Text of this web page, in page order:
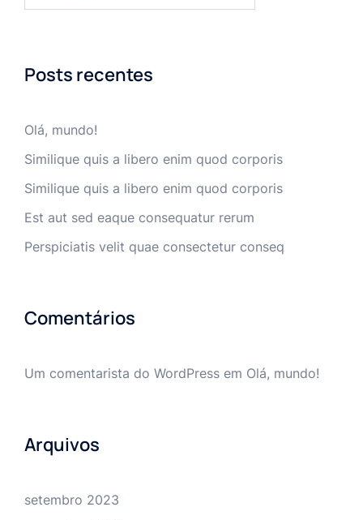
Posts recentes
Olá, mundo!
Similique quis a libero enim quod corporis
Similique quis a libero enim quod corporis
Est aut sed eaque consequatur rerum
Perspiciatis velit quae consectetur conseq
Comentários
Um comentarista do WordPress em Olá, mundo!
Arquivos
setembro 2023